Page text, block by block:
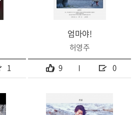
1
엄마야!
허영주
9
0